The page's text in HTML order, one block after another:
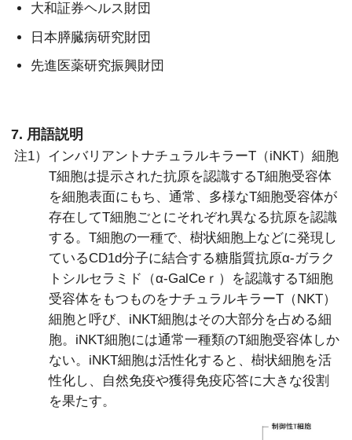
大和証券ヘルス財団
日本膵臓病研究財団
先進医薬研究振興財団
7. 用語説明
注1）インバリアントナチュラルキラーT（iNKT）細胞
T細胞は提示された抗原を認識するT細胞受容体
を細胞表面にもち、通常、多様なT細胞受容体が
存在してT細胞ごとにそれぞれ異なる抗原を認識
する。T細胞の一種で、樹状細胞上などに発現し
ているCD1d分子に結合する糖脂質抗原α-ガラク
トシルセラミド（α-GalCeｒ）を認識するT細胞
受容体をもつものをナチュラルキラーT（NKT）
細胞と呼び、iNKT細胞はその大部分を占める細
胞。iNKT細胞には通常一種類のT細胞受容体しか
ない。iNKT細胞は活性化すると、樹状細胞を活
性化し、自然免疫や獲得免疫応答に大きな役割
を果たす。